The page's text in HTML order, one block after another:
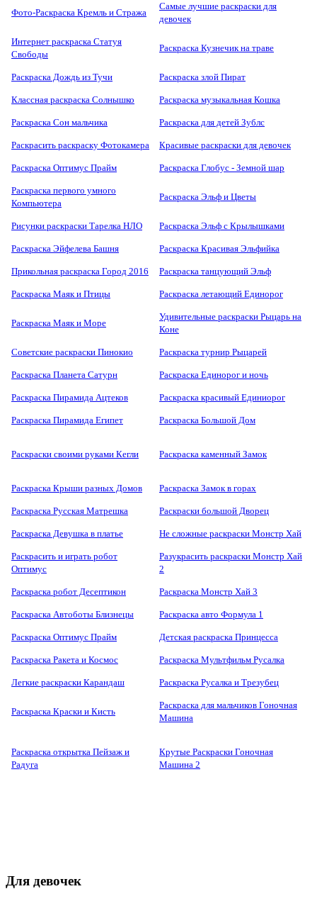
Фото-Раскраска Кремль и Стража
Самые лучшие раскраски для
девочек
Интернет раскраска Статуя
Свободы
Раскраска Кузнечик на траве
Раскраска Дождь из Тучи Раскраска злой Пират
Классная раскраска Солнышко Раскраска музыкальная Кошка
Раскраска Сон мальчика Раскраска для детей Зублс
Раскрасить раскраску Фотокамера Красивые раскраски для девочек
Раскраска Оптимус Прайм Раскраска Глобус - Земной шар
Раскраска первого умного
Компьютера
Раскраска Эльф и Цветы
Рисунки раскраски Тарелка НЛО Раскраска Эльф с Крылышками
Раскраска Эйфелева Башня Раскраска Красивая Эльфийка
Прикольная раскраска Город 2016 Раскраска танцующий Эльф
Раскраска Маяк и Птицы Раскраска летающий Единорог
Раскраска Маяк и Море
Удивительные раскраски Рыцарь на
Коне
Советские раскраски Пинокио Раскраска турнир Рыцарей
Раскраска Планета Сатурн Раскраска Единорог и ночь
Раскраска Пирамида Ацтеков Раскраска красивый Единиорог
Раскраска Пирамида Египет Раскраска Большой Дом
Раскраски своими руками Кегли Раскраска каменный Замок
Раскраска Крыши разных Домов Раскраска Замок в горах
Раскраска Русская Матрешка Раскраски большой Дворец
Раскраска Девушка в платье Не сложные раскраски Монстр Хай
Раскрасить и играть робот
Оптимус
Разукрасить раскраски Монстр Хай
2
Раскраска робот Десептикон Раскраска Монстр Хай 3
Раскраска Автоботы Близнецы Раскраска авто Формула 1
Раскраска Оптимус Прайм Детская раскраска Принцесса
Раскраска Ракета и Космос Раскраска Мультфильм Русалка
Легкие раскраски Карандаш Раскраска Русалка и Трезубец
Раскраска Краски и Кисть
Раскраска для мальчиков Гоночная
Машина
Раскраска открытка Пейзаж и
Радуга
Крутые Раскраски Гоночная
Машина 2
Для девочек